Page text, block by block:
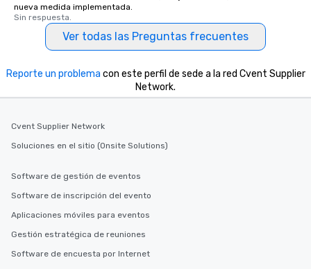
nueva medida implementada.
Sin respuesta.
Ver todas las Preguntas frecuentes
Reporte un problema con este perfil de sede a la red Cvent Supplier
Network.
Cvent Supplier Network
Soluciones en el sitio (Onsite Solutions)
Software de gestión de eventos
Software de inscripción del evento
Aplicaciones móviles para eventos
Gestión estratégica de reuniones
Software de encuesta por Internet